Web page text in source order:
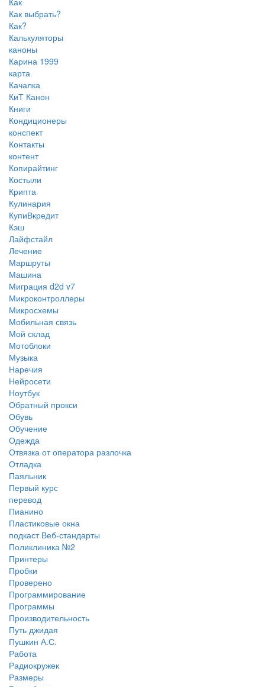
Как выбрать?
Как?
Калькуляторы
каноны
Карина 1999
карта
Качалка
КиТ Канон
Книги
Кондиционеры
конспект
Контакты
контент
Копирайтинг
Костыли
Крипта
Кулинария
КупиВкредит
Кэш
Лайфстайл
Лечение
Маршруты
Машина
Миграция d2d v7
Микроконтроллеры
Микросхемы
Мобильная связь
Мой склад
Мотоблоки
Музыка
Наречия
Нейросети
Ноутбук
Обратный прокси
Обувь
Обучение
Одежда
Отвязка от оператора разлочка
Отладка
Паяльник
Первый курс
перевод
Пианино
Пластиковые окна
подкаст Веб-стандарты
Поликлиника №2
Принтеры
Пробки
Проверено
Программирование
Программы
Производительность
Путь джидая
Пушкин А.С.
Работа
Радиокружек
Размеры